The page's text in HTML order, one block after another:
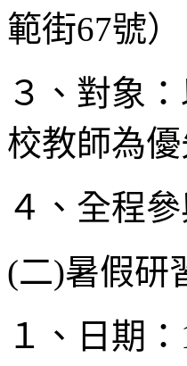
範街67號）
３、對象
校教師為
４、全程
(二)暑假研
１、日期